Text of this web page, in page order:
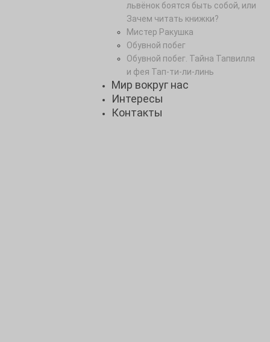
львёнок боятся быть собой, или
Зачем читать книжки?
Мистер Ракушка
Обувной побег
Обувной побег. Тайна Тапвилля
и фея Тап-ти-ли-линь
Мир вокруг нас
Интересы
Контакты